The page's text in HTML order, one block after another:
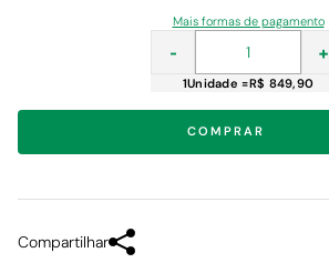
Mais formas de pagamento
+
-
1Unidade =R$ 849,90
COMPRAR
Compartilhar